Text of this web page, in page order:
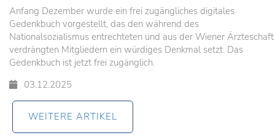
Anfang Dezember wurde ein frei zugängliches digitales
Gedenkbuch vorgestellt, das den während des
Nationalsozialismus entrechteten und aus der Wiener Ärzteschaft
verdrängten Mitgliedern ein würdiges Denkmal setzt. Das
Gedenkbuch ist jetzt frei zugänglich.
03.12.2025
WEITERE ARTIKEL